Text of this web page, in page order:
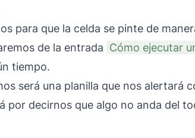
para que la celda se pinte de
de la entrada Cómo ejecutar
tiempo.
será una planilla que nos alertará
por decirnos que algo no anda del